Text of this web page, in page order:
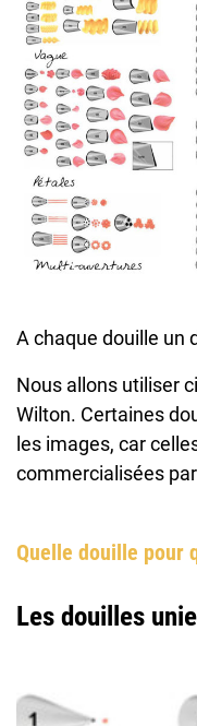
A chaque douille un
Nous allons utiliser
Wilton. Certaines
les images, car
commercialisées
Quelle douille pour
Les douilles